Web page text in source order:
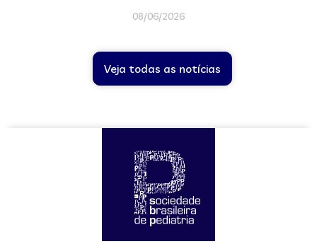
08/06/2026
Veja todas as notícias